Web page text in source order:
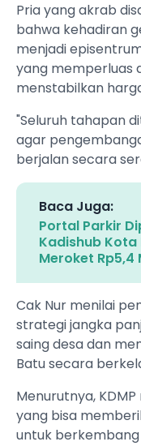
‎Pria yang akrab
bahwa kehadiran
menjadi
yang memperluas
menstabilkan
‎"Seluruh tahapan
agar
berjalan secara
Baca Juga:
Portal Parkir
Kadishub Kota
Meroket
‎Cak Nur menilai
strategi jangka
saing desa dan
Batu secara
‎Menurutnya,
yang bisa
untuk